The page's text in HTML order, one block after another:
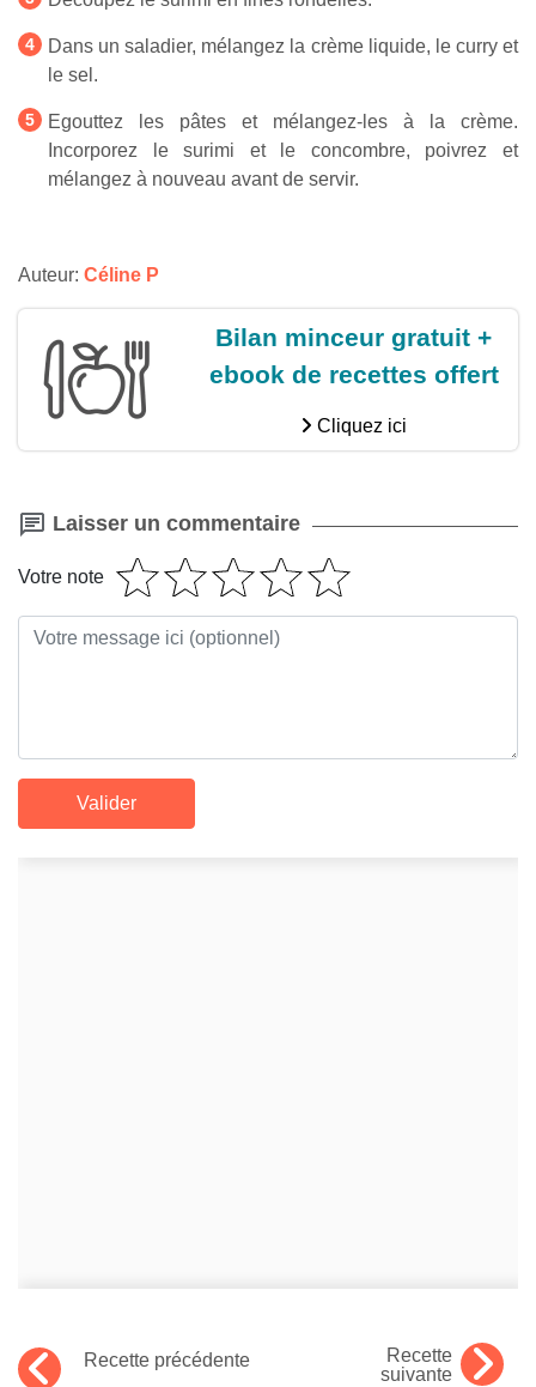
Dans un saladier, mélangez la crème liquide, le curry et
le sel.
Egouttez les pâtes et mélangez-les à la crème.
Incorporez le surimi et le concombre, poivrez et
mélangez à nouveau avant de servir.
Auteur: Céline P
Bilan minceur gratuit +
ebook de recettes offert
Cliquez ici
Laisser un commentaire
Votre note
Recette précédente
Recette
suivante